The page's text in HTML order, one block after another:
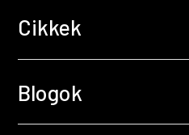
Cikkek
Blogok